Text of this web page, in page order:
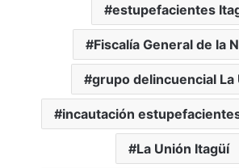
estupefacientes
Fiscalía General de la
grupo delincuencial La
incautación
La Unión Itagüí